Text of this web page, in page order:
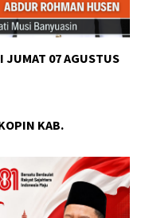
JUMAT 07 AGUSTUS
KAB.